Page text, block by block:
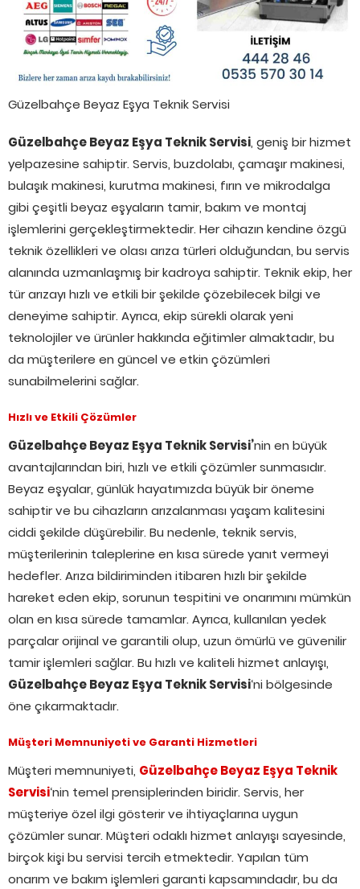
Güzelbahçe Beyaz Eşya Teknik Servisi
Güzelbahçe Beyaz Eşya Teknik Servisi, geniş bir hizmet
yelpazesine sahiptir. Servis, buzdolabı, çamaşır makinesi,
bulaşık makinesi, kurutma makinesi, fırın ve mikrodalga
gibi çeşitli beyaz eşyaların tamir, bakım ve montaj
işlemlerini gerçekleştirmektedir. Her cihazın kendine özgü
teknik özellikleri ve olası arıza türleri olduğundan, bu servis
alanında uzmanlaşmış bir kadroya sahiptir. Teknik ekip, her
tür arızayı hızlı ve etkili bir şekilde çözebilecek bilgi ve
deneyime sahiptir. Ayrıca, ekip sürekli olarak yeni
teknolojiler ve ürünler hakkında eğitimler almaktadır, bu
da müşterilere en güncel ve etkin çözümleri
sunabilmelerini sağlar.
Hızlı ve Etkili Çözümler
Güzelbahçe Beyaz Eşya Teknik Servisi’nin en büyük
avantajlarından biri, hızlı ve etkili çözümler sunmasıdır.
Beyaz eşyalar, günlük hayatımızda büyük bir öneme
sahiptir ve bu cihazların arızalanması yaşam kalitesini
ciddi şekilde düşürebilir. Bu nedenle, teknik servis,
müşterilerinin taleplerine en kısa sürede yanıt vermeyi
hedefler. Arıza bildiriminden itibaren hızlı bir şekilde
hareket eden ekip, sorunun tespitini ve onarımını mümkün
olan en kısa sürede tamamlar. Ayrıca, kullanılan yedek
parçalar orijinal ve garantili olup, uzun ömürlü ve güvenilir
tamir işlemleri sağlar. Bu hızlı ve kaliteli hizmet anlayışı,
Güzelbahçe Beyaz Eşya Teknik Servisi‘ni bölgesinde
öne çıkarmaktadır.
Müşteri Memnuniyeti ve Garanti Hizmetleri
Müşteri memnuniyeti, Güzelbahçe Beyaz Eşya Teknik
Servisi‘nin temel prensiplerinden biridir. Servis, her
müşteriye özel ilgi gösterir ve ihtiyaçlarına uygun
çözümler sunar. Müşteri odaklı hizmet anlayışı sayesinde,
birçok kişi bu servisi tercih etmektedir. Yapılan tüm
onarım ve bakım işlemleri garanti kapsamındadır, bu da